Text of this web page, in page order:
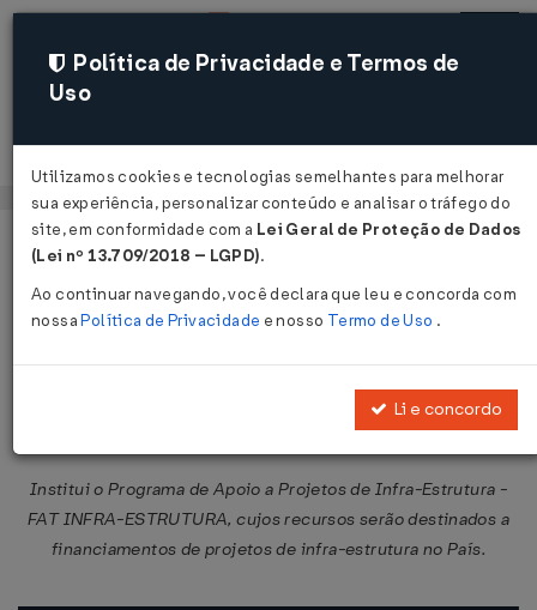
Acessar
Página Inicial Legislações
Resolução CODEFAT nº 438 de
Institui o Programa de Apoio a Projetos de Infra-Estrutura -
FAT INFRA-ESTRUTURA, cujos recursos serão destinados a
financiamentos de projetos de infra-estrutura no País.
Política de Privacidade e Termos de
Uso
Utilizamos cookies e tecnologias semelhantes para melhorar
sua experiência, personalizar conteúdo e analisar o tráfego do
site, em conformidade com a Lei Geral de Proteção de Dados
(Lei nº 13.709/2018 – LGPD).
Ao continuar navegando, você declara que leu e concorda com
nossaPolítica de Privacidade e nosso Termo de Uso .
Li e concordo